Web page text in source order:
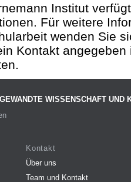
Institut
Für weitere
wenden Sie
Kontakt
WISSENSCHAFT UND
Kontakt
Über uns
Team und Kontakt